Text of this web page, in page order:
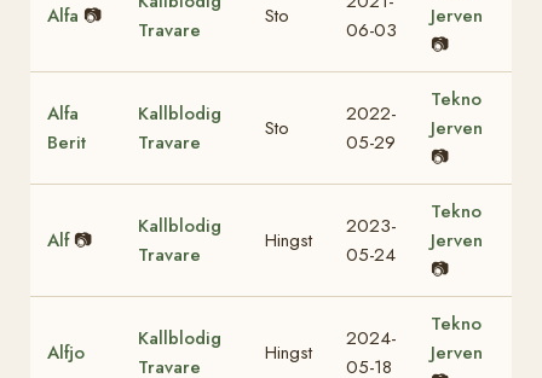
Alfa 📷
Travare
Sto
06-03
Jerven
📷
Alfa
Berit
Kallblodig
Travare
Sto
2022-
05-29
Tekno
Jerven
📷
Alf 📷
Kallblodig
Travare
Hingst
2023-
05-24
Tekno
Jerven
📷
Alfjo
Kallblodig
Travare
Hingst
2024-
05-18
Tekno
Jerven